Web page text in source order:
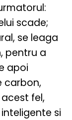
scade;
se leaga
pentru a
apoi
carbon,
fel,
si